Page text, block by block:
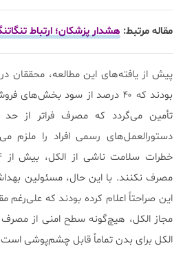
مقاله مرتبط: هشدار پزشکان؛ ارتباط
پیش از یافته‌های این مطالعه، محققان
بودند که ۴۰ درصد از سود بخش‌های
تأمین می‌گردد که مصرف فراتر از حد
دستورالعمل‌های رسمی افراد را
مصرف نکنند. با این حال، مسئولین
این صراحتاً اعلام کرده بودند که
مجاز الکل، هیچ‌گونه سطح امنی از مصرف
الکل برای بدن تماماً قابل چشم‌پوشی